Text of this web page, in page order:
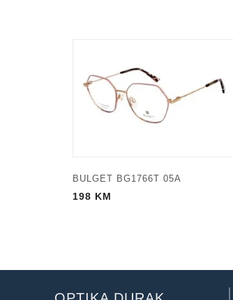
BULGET BG1766T 05A
198 KM